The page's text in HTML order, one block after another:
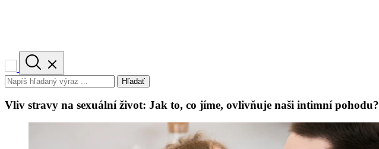
Hľadať
Vliv stravy na sexuální život: Jak to, co jíme, ovlivňuje naši intimní pohodu?